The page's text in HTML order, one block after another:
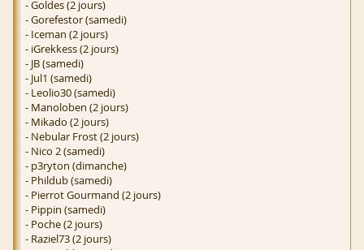
- Goldes (2 jours)
- Gorefestor (samedi)
- Iceman (2 jours)
- iGrekkess (2 jours)
- JB (samedi)
- Jul1 (samedi)
- Leolio30 (samedi)
- Manoloben (2 jours)
- Mikado (2 jours)
- Nebular Frost (2 jours)
- Nico 2 (samedi)
- p3ryton (dimanche)
- Phildub (samedi)
- Pierrot Gourmand (2 jours)
- Pippin (samedi)
- Poche (2 jours)
- Raziel73 (2 jours)